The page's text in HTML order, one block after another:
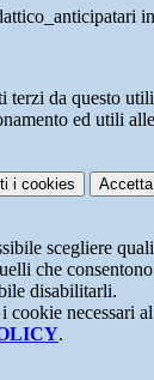
terzi da questo
ed utili
i cookies
scegliere
che
disabilitarli.
cookie necessari
.